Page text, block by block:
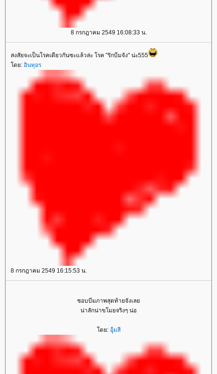
8 กรกฎาคม 2549 16:08:33 น.
สงสัยจะเป็นโรคเดียวกันซะแล้วล่ะ โรค "รักบีมจัง" น่ะ555
ดย: อินทุอร
8 กรกฎาคม 2549 16:15:53 น.
ชอบบีมภาพสุดท้ายจังเล
น่าลักน่าขโมยจริงๆ น่อ
ดย: อุ้มสี